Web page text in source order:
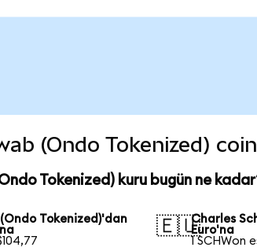
(Ondo Tokenized)
Tokenized) kuru bugün ne
Tokenized)'dan
🇪🇺Charles
Euro'na
1 SCHWon